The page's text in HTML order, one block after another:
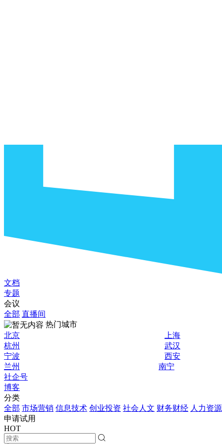
文档
专题
会议
全部 直播间
热门城市
北京
上海
杭州
武汉
宁波
西安
兰州
南宁
社企号
博客
分类
全部 市场营销 信息技术 创业投资 社会人文 财务财经 人力资源
申请试用
HOT